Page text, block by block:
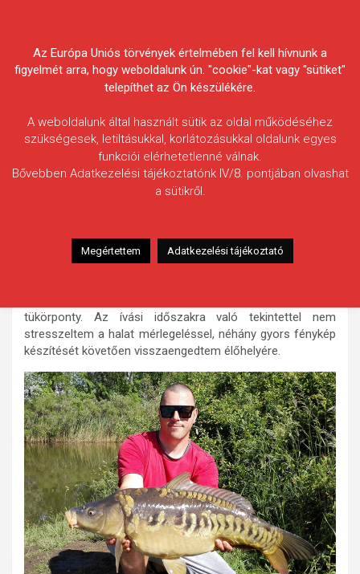
Egyesületek Szövetsége
Éles Pál
Halfaj: Tükörponty
Fogott hal adatai: 8 kg (becsült)
tükörponty. Az ívási időszakra való tekintettel nem
stresszeltem a halat mérlegeléssel, néhány gyors fénykép
készítését követően visszaengedtem élőhelyére.
Az Európa Uniós törvények értelmében fel kell hívnunk a
figyelmét arra, hogy weboldalunk ún. "cookie"-kat vagy "sütiket"
telepíthet az Ön készülékére.
A weboldalunk által használt sütik az oldal működéséhez
szükségesek, letiltásukkal, korlátozásukkal oldalunk egyes
funkciói elérhetetlenné válnak.
Bővebben Adatkezelési tájékoztatónk IV/8. pontjában olvashat
a sütikről.
Megértettem Adatkezelési tájékoztató